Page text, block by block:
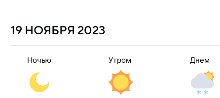
19 НОЯБРЯ 2023
Ночью Утром Днем